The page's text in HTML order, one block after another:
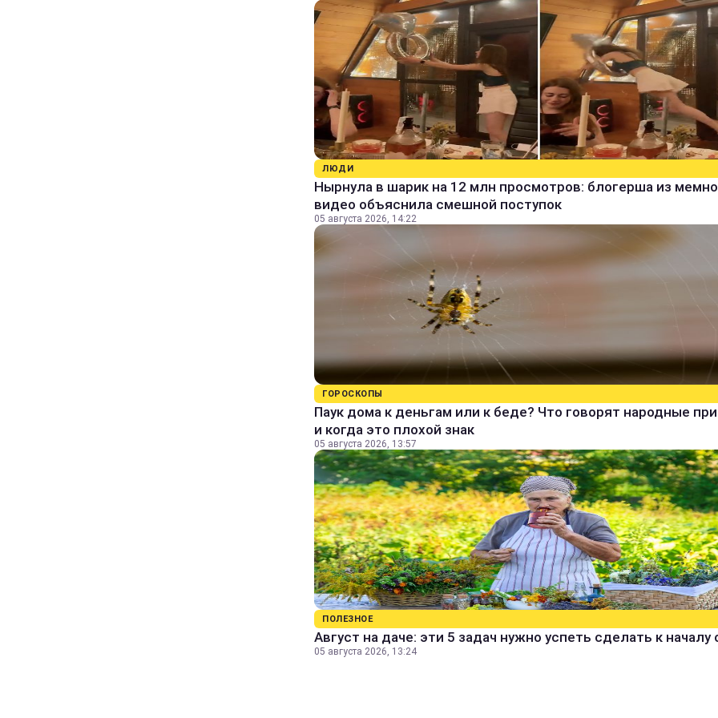
ЛЮДИ
Нырнула в шарик на 12 млн просмотров: блогерша из
видео объяснила смешной поступок
05 августа 2026, 14:22
ГОРОСКОПЫ
Паук дома к деньгам или к беде? Что говорят народные
и когда это плохой знак
05 августа 2026, 13:57
ПОЛЕЗНОЕ
Август на даче: эти 5 задач нужно успеть сделать к началу
05 августа 2026, 13:24